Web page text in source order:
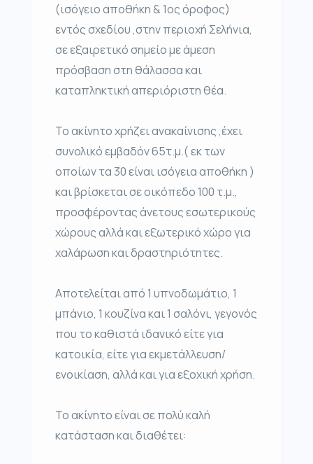
(ισόγειο αποθήκη & 1ος όροφος)
εντός σχεδίου ,στην περιοχή Σελήνια,
σε εξαιρετικό σημείο με άμεση
πρόσβαση στη θάλασσα και
καταπληκτική απεριόριστη θέα.
Το ακίνητο χρήζει ανακαίνισης ,έχει
συνολικό εμβαδόν 65τ.μ.( εκ των
οποίων τα 30 είναι ισόγεια αποθήκη )
και βρίσκεται σε οικόπεδο 100 τ.μ.,
προσφέροντας άνετους εσωτερικούς
χώρους αλλά και εξωτερικό χώρο για
χαλάρωση και δραστηριότητες.
Αποτελείται από 1 υπνοδωμάτιο, 1
μπάνιο, 1 κουζίνα και 1 σαλόνι, γεγονός
που το καθιστά ιδανικό είτε για
κατοικία, είτε για εκμετάλλευση/
ενοικίαση, αλλά και για εξοχική χρήση.
Το ακίνητο είναι σε πολύ καλή
κατάσταση και διαθέτει: